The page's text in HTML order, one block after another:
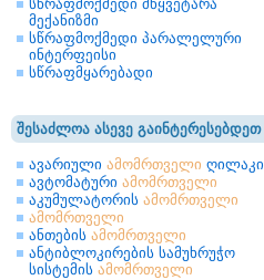
სწრაფმოქმედი მწყვეტარა
მექანიზმი
სწრაფმოქმედი პარალელური
ინტერფეისი
სწრაფმყარებადი
შესაძლოა ასევე გაინტერესებდეთ
ავარიული ამომრთველი ღილაკი
ავტომატური ამომრთველი
აკუმულატორის ამომრთველი
ამომრთველი
ანთების ამომრთველი
ანტიბლოკირების სამუხრუჭო
სისტემის ამომრთველი